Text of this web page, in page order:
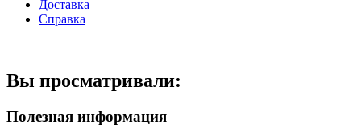
Доставка
Справка
Вы просматривали:
Полезная информация